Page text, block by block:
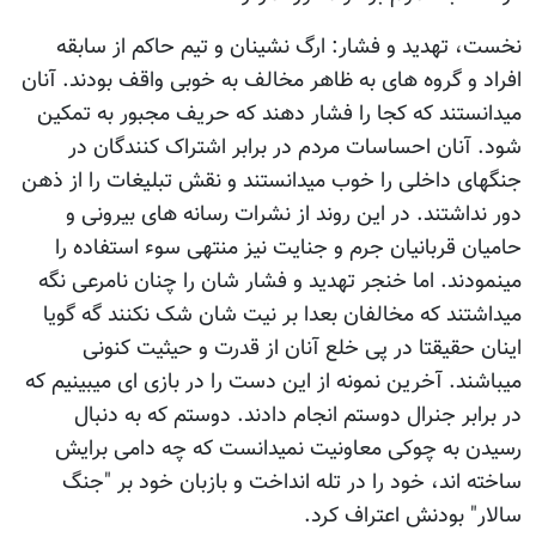
نخست، تهدید و فشار: ارگ نشینان و تیم حاکم از سابقه
افراد و گروه های به ظاهر مخالف به خوبی واقف بودند. آنان
میدانستند که کجا را فشار دهند که حریف مجبور به تمکین
شود. آنان احساسات مردم در برابر اشتراک کنندگان در
جنگهای داخلی را خوب میدانستند و نقش تبلیغات را از ذهن
دور نداشتند. در این روند از نشرات رسانه های بیرونی و
حامیان قربانیان جرم و جنایت نیز منتهی سوء استفاده را
مینمودند. اما خنجر تهدید و فشار شان را چنان نامرعی نگه
میداشتند که مخالفان بعدا بر نیت شان شک نکنند گه گویا
اینان حقیقتا در پی خلع آنان از قدرت و حیثیت کنونی
میباشند. آخرین نمونه از این دست را در بازی ای میبینیم که
در برابر جنرال دوستم انجام دادند. دوستم که به دنبال
رسیدن به چوکی معاونیت نمیدانست که چه دامی برایش
ساخته اند، خود را در تله انداخت و بازبان خود بر "جنگ
سالار" بودنش اعتراف کرد.